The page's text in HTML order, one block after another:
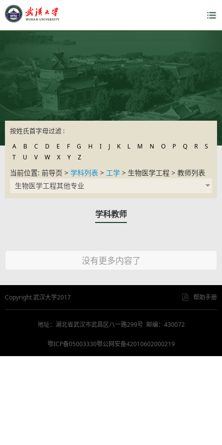
按姓氏首字母过滤 :
A B C D E F G H I J K L M N O P Q R
S
T
U V W X Y Z
当前位置: 前导页 > 学科列表 > 工学 > 生物医学工程 > 教师列表
生物医学工程其他专业
学科教师
没有更多内容了
Copyright 武汉大学2017 帮助手册
地址：湖北省武汉市武昌区八一路299号 邮编：430072
鄂ICP备05003330鄂公网安备42010602000219